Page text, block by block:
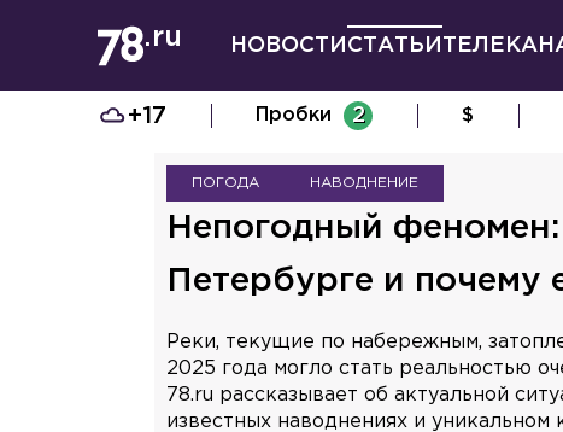
НОВОСТИ СТАТЬИ
+17 Пробки 2 $
ПОГОДА НАВОДНЕНИЕ
Непогодный
Петербурге и почему
Реки, текущие по набережным,
2025 года могло стать реальностью
78.ru рассказывает об актуальной
известных наводнениях и